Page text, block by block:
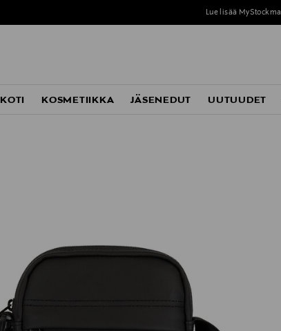
Lue lisää
KOTI KOSMETIIKKA JÄSENEDUT UUTUUDET